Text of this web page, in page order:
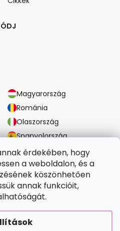
érdekében, hogy
a weboldalon, és a
köszönhetően
annak funkcióit,
Magyarország
Románia
Olaszország
Spanyolország
Ausztria